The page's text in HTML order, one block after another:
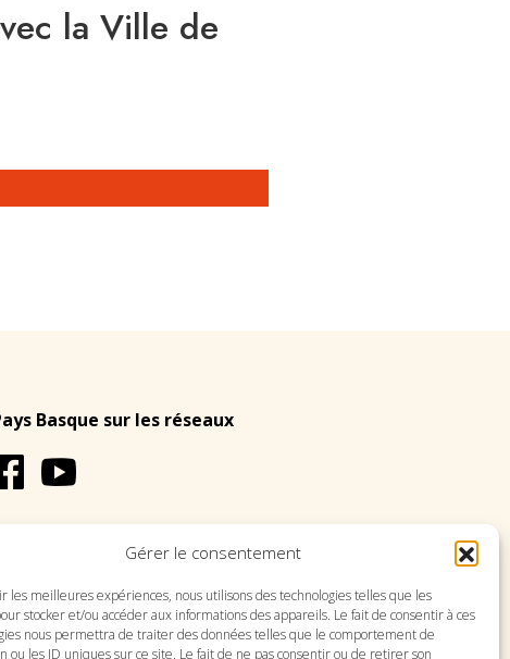
Gérer le consentement
les meilleures expériences, nous utilisons des technologies telles que les
stocker et/ou accéder aux informations des appareils. Le fait de consentir à ces
nous permettra de traiter des données telles que le comportement de
ou les ID uniques sur ce site. Le fait de ne pas consentir ou de retirer son
la Ville de
Basque sur les réseaux
PLAN DU SITE